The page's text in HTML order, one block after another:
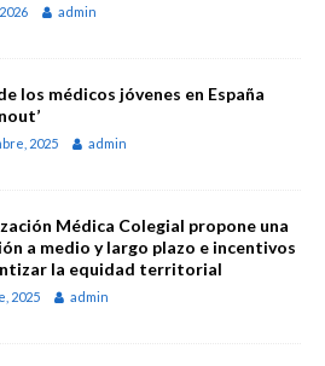
admin
los médicos jóvenes en España
2025 admin
Médica Colegial propone una
a medio y largo plazo e incentivos
la equidad territorial
2025 admin